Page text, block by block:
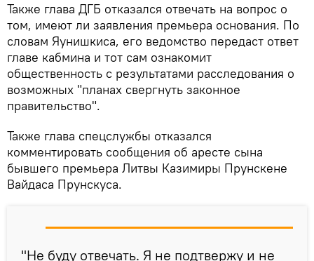
Также глава ДГБ отказался отвечать на вопрос о
том, имеют ли заявления премьера основания. По
словам Яунишкиса, его ведомство передаст ответ
главе кабмина и тот сам ознакомит
общественность с результатами расследования о
возможных "планах свергнуть законное
правительство".
Также глава спецслужбы отказался
комментировать сообщения об аресте сына
бывшего премьера Литвы Казимиры Прунскене
Вайдаса Прунскуса.
"Не буду отвечать. Я не подтвержу и не